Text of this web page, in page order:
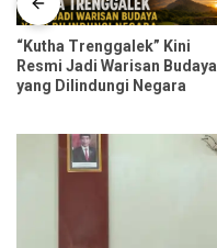
“Kutha Trenggalek” Kini
Resmi Jadi Warisan Budaya
yang Dilindungi Negara